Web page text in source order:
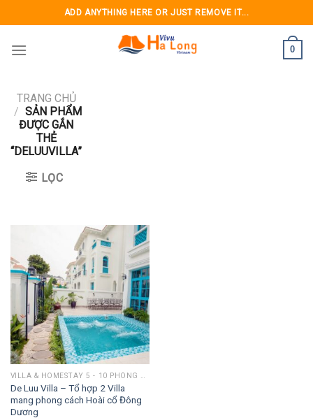
to
content
ADD ANYTHING HERE OR JUST REMOVE IT...
0
TRANG CHỦ
/ SẢN PHẨM
ĐƯỢC GẮN
THẺ
“DELUUVILLA”
LỌC
De Luu Villa – Tổ hợp 2 Villa
mang phong cách Hoài cổ Đông
Dương